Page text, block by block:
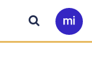
Ir
a
Buscar